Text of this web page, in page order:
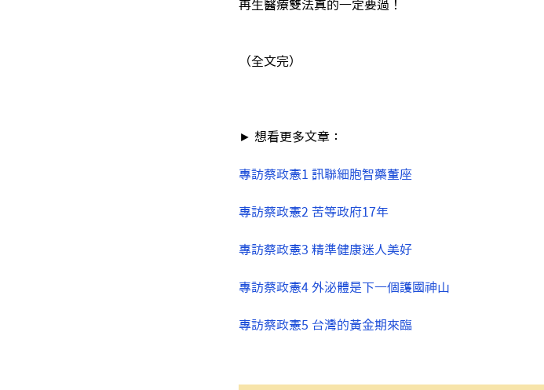
再生醫療雙法真的一定要過！
（全文完）
► 想看更多文章：
專訪蔡政憲1 訊聯細胞智藥董座
專訪蔡政憲2 苦等政府17年
專訪蔡政憲3 精準健康迷人美好
專訪蔡政憲4 外泌體是下一個護國神山
專訪蔡政憲5 台灣的黃金期來臨